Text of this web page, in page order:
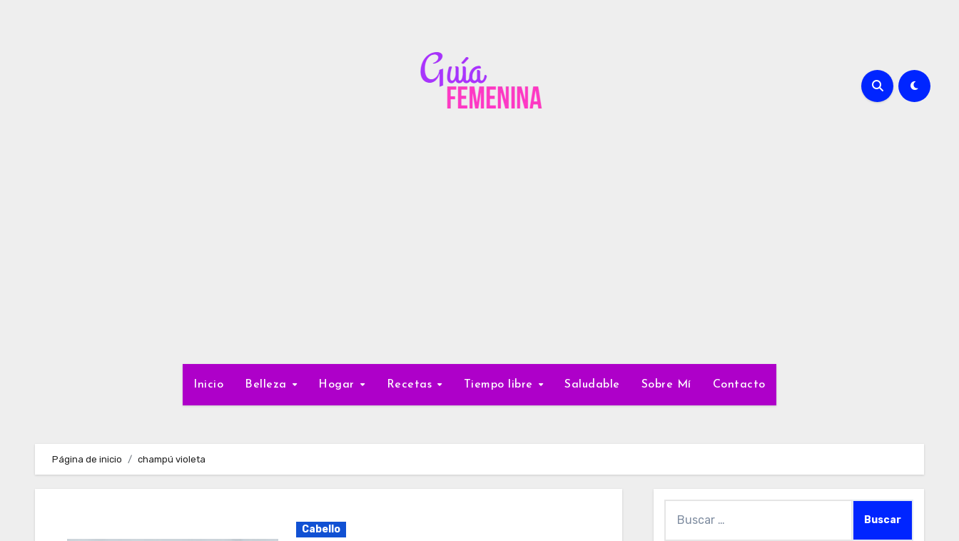
Inicio Belleza Hogar Recetas Tiempo libre Saludable Sobre Mí Contacto
Página de inicio champú violeta
Cabello